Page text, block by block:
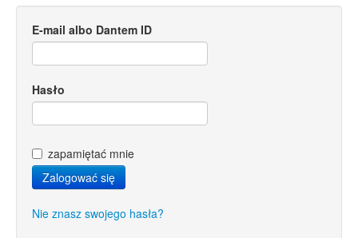
E-mail albo Dantem ID
Hasło
zapamiętać mnie
Nie znasz swojego hasła?